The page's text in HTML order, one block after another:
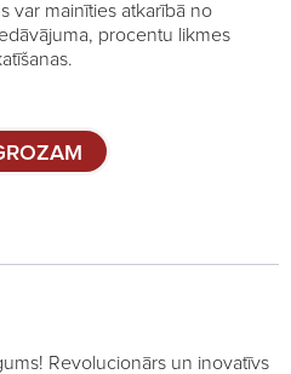
var mainīties atkarībā no
procentu likmes
Revolucionārs un inovatīvs